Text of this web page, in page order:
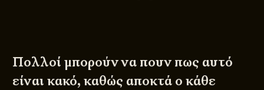
Πολλοί μπορούν να πουν πως αυτό
είναι κακό, καθώς αποκτά ο κάθε